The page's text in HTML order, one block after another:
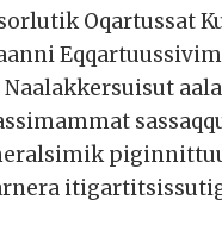
Oqartussat